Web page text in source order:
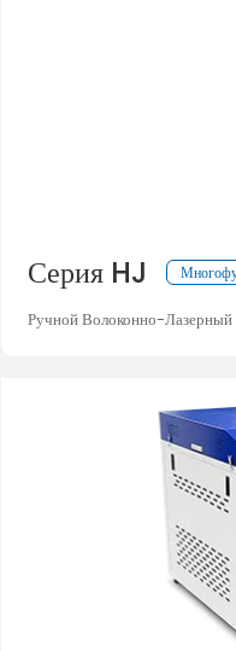
Серия HJ
Ручной Волоконно-